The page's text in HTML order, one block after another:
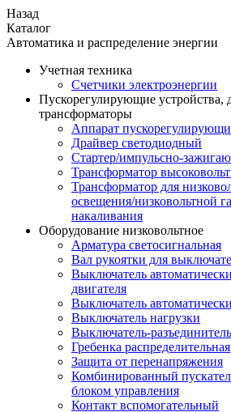
Назад
Каталог
Автоматика и распределение энергии
Учетная техника
Счетчики электроэнергии
Пускорегулирующие устройства,
трансформаторы
Аппарат
Драйвер светодиодный
Стартер/импульсно-
Трансформатор
Трансформатор для
освещения/низковольтной
накаливания
Оборудование низковольтное
Арматура светосигнальная
Вал рукоятки для
Выключатель
двигателя
Выключатель
Выключатель нагрузки
Выключатель-разъединитель
Гребенка распределительная
Защита от перенапряжения
Комбинированный
блоком управления
Контакт вспомогательный